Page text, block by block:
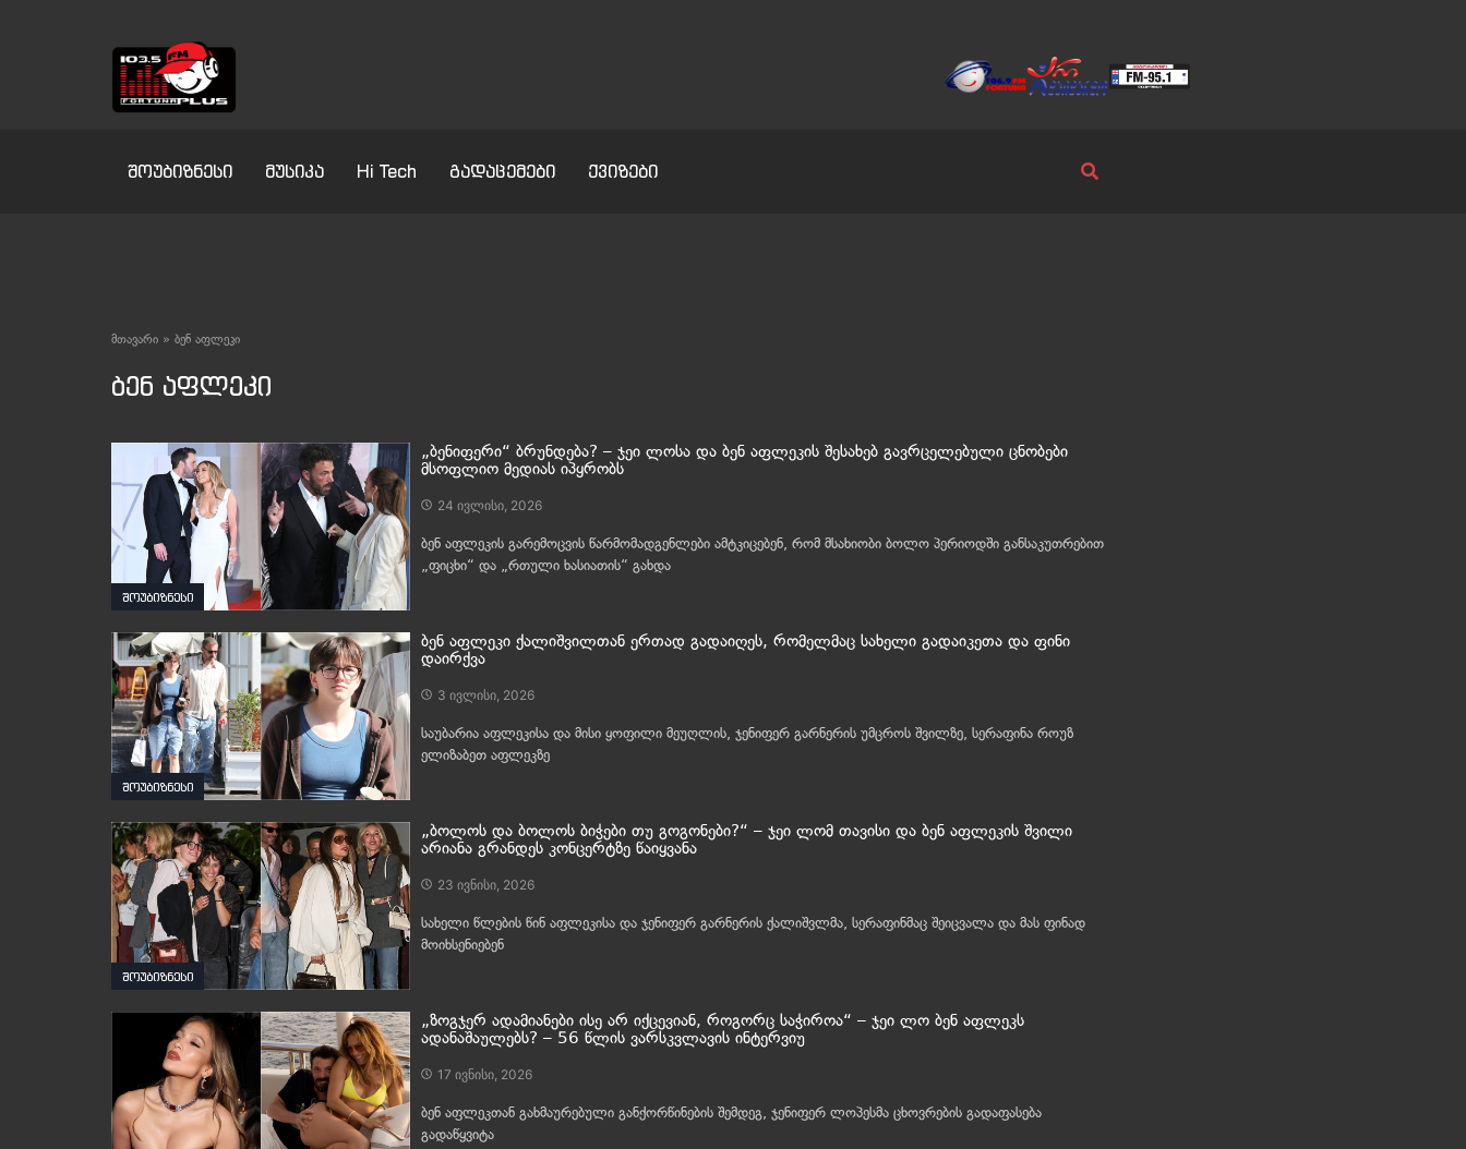
შოუბიზნესი მუსიკა Hi Tech გადაცემები ქვიზები
მთავარი » ბენ აფლეკი
ბენ აფლეკი
შოუბიზნესი
„ბენიფერი“ ბრუნდება? – ჯეი ლოსა და ბენ აფლეკის შესახებ გავრცელებული ცნობები
მსოფლიო მედიას იპყრობს
24 ივლისი, 2026
ბენ აფლეკის გარემოცვის წარმომადგენლები ამტკიცებენ, რომ მსახიობი ბოლო პერიოდში განსაკუთრებით
„ფიცხი“ და „რთული ხასიათის“ გახდა
შოუბიზნესი
ბენ აფლეკი ქალიშვილთან ერთად გადაიღეს, რომელმაც სახელი გადაიკეთა და ფინი
დაირქვა
3 ივლისი, 2026
საუბარია აფლეკისა და მისი ყოფილი მეუღლის, ჯენიფერ გარნერის უმცროს შვილზე, სერაფინა როუზ
ელიზაბეთ აფლეკზე
შოუბიზნესი
„ბოლოს და ბოლოს ბიჭები თუ გოგონები?“ – ჯეი ლომ თავისი და ბენ აფლეკის შვილი
არიანა გრანდეს კონცერტზე წაიყვანა
23 ივნისი, 2026
სახელი წლების წინ აფლეკისა და ჯენიფერ გარნერის ქალიშვლმა, სერაფინმაც შეიცვალა და მას ფინად
მოიხსენიებენ
„ზოგჯერ ადამიანები ისე არ იქცევიან, როგორც საჭიროა“ – ჯეი ლო ბენ აფლეკს
ადანაშაულებს? – 56 წლის ვარსკვლავის ინტერვიუ
17 ივნისი, 2026
ბენ აფლეკთან გახმაურებული განქორწინების შემდეგ, ჯენიფერ ლოპესმა ცხოვრების გადაფასება
გადაწყვიტა